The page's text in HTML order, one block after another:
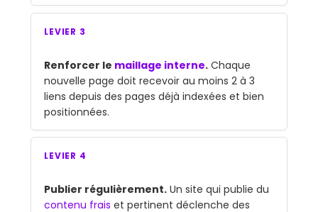
LEVIER 3
Renforcer le maillage interne. Chaque
nouvelle page doit recevoir au moins 2 à 3
liens depuis des pages déjà indexées et bien
positionnées.
LEVIER 4
Publier régulièrement. Un site qui publie du
contenu frais et pertinent déclenche des